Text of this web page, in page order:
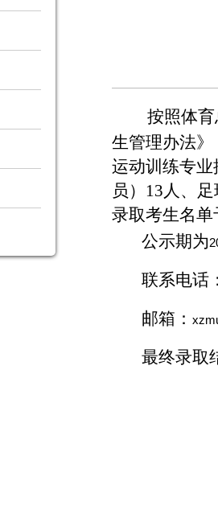
按照体
生管理办法
运动训练专
员） 13人、
录取考生名
公示期为
联系电话
邮箱：
最终录取